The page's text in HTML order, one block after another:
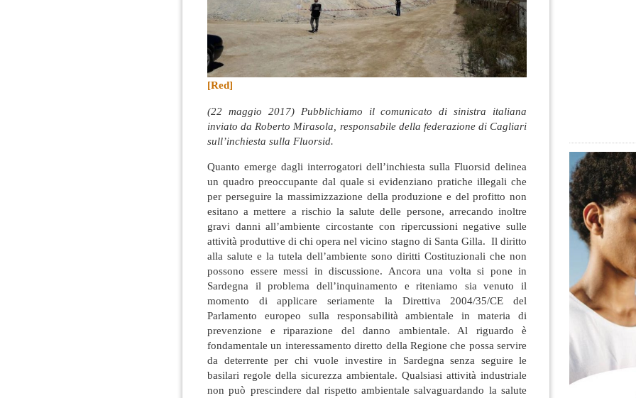
[Red]
(22 maggio 2017) Pubblichiamo il comunicato di sinistra italiana
inviato da Roberto Mirasola, responsabile della federazione di Cagliari
sull’inchiesta sulla Fluorsid.
Quanto emerge dagli interrogatori dell’inchiesta sulla Fluorsid delinea
un quadro preoccupante dal quale si evidenziano pratiche illegali che
per perseguire la massimizzazione della produzione e del profitto non
esitano a mettere a rischio la salute delle persone, arrecando inoltre
gravi danni all’ambiente circostante con ripercussioni negative sulle
attività produttive di chi opera nel vicino stagno di Santa Gilla. Il diritto
alla salute e la tutela dell’ambiente sono diritti Costituzionali che non
possono essere messi in discussione. Ancora una volta si pone in
Sardegna il problema dell’inquinamento e riteniamo sia venuto il
momento di applicare seriamente la Direttiva 2004/35/CE del
Parlamento europeo sulla responsabilità ambientale in materia di
prevenzione e riparazione del danno ambientale. Al riguardo è
fondamentale un interessamento diretto della Regione che possa servire
da deterrente per chi vuole investire in Sardegna senza seguire le
basilari regole della sicurezza ambientale. Qualsiasi attività industriale
non può prescindere dal rispetto ambientale salvaguardando la salute